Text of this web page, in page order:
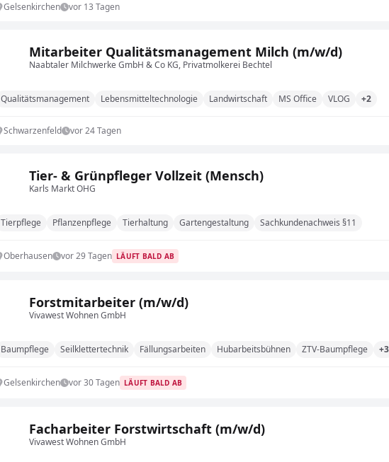
Gelsenkirchen vor 13 Tagen
Mitarbeiter Qualitätsmanagement Milch (m/w/d)
Naabtaler Milchwerke GmbH & Co KG, Privatmolkerei Bechtel
Qualitätsmanagement Lebensmitteltechnologie Landwirtschaft MS Office VLOG +2
Schwarzenfeld vor 24 Tagen
Tier- & Grünpfleger Vollzeit (Mensch)
Karls Markt OHG
Tierpflege Pflanzenpflege Tierhaltung Gartengestaltung Sachkundenachweis §11
Oberhausen vor 29 Tagen LÄUFT BALD AB
Forstmitarbeiter (m/w/d)
Vivawest Wohnen GmbH
Baumpflege Seilklettertechnik Fällungsarbeiten Hubarbeitsbühnen ZTV-Baumpflege +3
Gelsenkirchen vor 30 Tagen LÄUFT BALD AB
Facharbeiter Forstwirtschaft (m/w/d)
Vivawest Wohnen GmbH